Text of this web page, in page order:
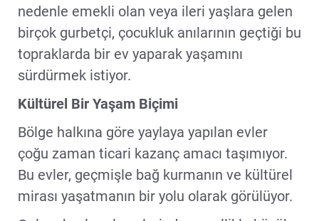
nedenle emekli olan veya ileri yaşlara gelen
birçok gurbetçi, çocukluk anılarının geçtiği bu
topraklarda bir ev yaparak yaşamını
sürdürmek istiyor.
Kültürel Bir Yaşam Biçimi
Bölge halkına göre yaylaya yapılan evler
çoğu zaman ticari kazanç amacı taşımıyor.
Bu evler, geçmişle bağ kurmanın ve kültürel
mirası yaşatmanın bir yolu olarak görülüyor.